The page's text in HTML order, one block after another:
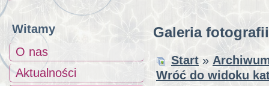
Witamy
O nas
Aktualności
Galeria fotografii
Start »
Wróć do widoku